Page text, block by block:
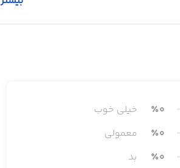
٪0
خیلی خوب
٪0
معمولی
٪0 بد